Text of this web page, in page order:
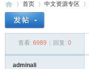
首页
›
中文资源专区
查看: 6989 回复: 0
adminali